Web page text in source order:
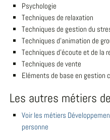
Psychologie
Techniques de relaxation
Techniques de gestion du
Techniques d'animation de
Techniques d'écoute et de la
Techniques de vente
Eléments de base en gestion
Les autres métiers
Voir les métiers
personne